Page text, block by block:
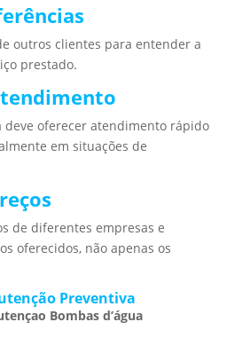
outros clientes para entender a
prestado.
deve oferecer atendimento rápido
em situações de
de diferentes empresas e
oferecidos, não apenas os
Preventiva
Bombas d’água